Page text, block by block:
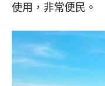
使用，非常便民。